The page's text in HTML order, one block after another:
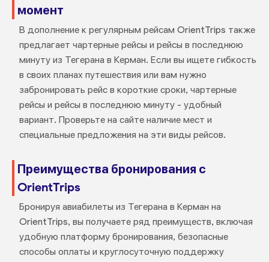
момент
В дополнение к регулярным рейсам OrientTrips также
предлагает чартерные рейсы и рейсы в последнюю
минуту из Тегерана в Керман. Если вы ищете гибкость
в своих планах путешествия или вам нужно
забронировать рейс в короткие сроки, чартерные
рейсы и рейсы в последнюю минуту - удобный
вариант. Проверьте на сайте наличие мест и
специальные предложения на эти виды рейсов.
Преимущества бронирования с
OrientTrips
Бронируя авиабилеты из Тегерана в Керман на
OrientTrips, вы получаете ряд преимуществ, включая
удобную платформу бронирования, безопасные
способы оплаты и круглосуточную поддержку